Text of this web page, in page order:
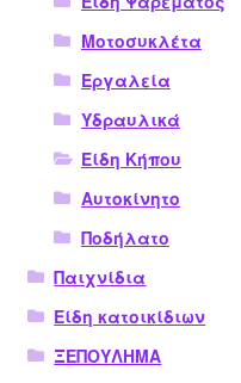
Μοτοσυκλέτα
Εργαλεία
Υδραυλικά
Είδη Κήπου
Αυτοκίνητο
Ποδήλατο
Παιχνίδια
Είδη κατοικίδιων
ΞΕΠΟΥΛΗΜΑ